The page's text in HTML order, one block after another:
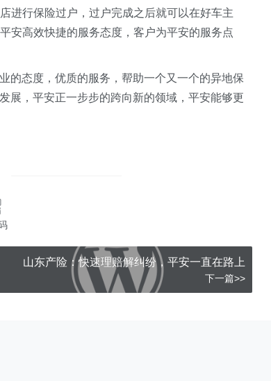
进行保险过户，过户完成之后就可以在好车主
安高效快捷的服务态度，客户为平安的服务点
的态度，优质的服务，帮助一个又一个的异地保
展，平安正一步步的跨向新的领域，平安能够更
山东产险：快速理赔解纠纷，平安一直在路上
下一篇>>